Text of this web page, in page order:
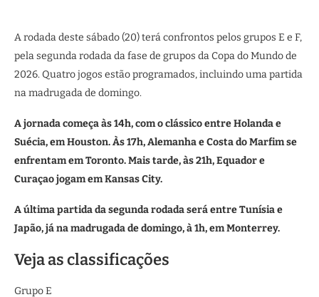
A rodada deste sábado (20) terá confrontos pelos grupos E e F,
pela segunda rodada da fase de grupos da Copa do Mundo de
2026. Quatro jogos estão programados, incluindo uma partida
na madrugada de domingo.
A jornada começa às 14h, com o clássico entre Holanda e
Suécia, em Houston. Às 17h, Alemanha e Costa do Marfim se
enfrentam em Toronto. Mais tarde, às 21h, Equador e
Curaçao jogam em Kansas City.
A última partida da segunda rodada será entre Tunísia e
Japão, já na madrugada de domingo, à 1h, em Monterrey.
Veja as classificações
Grupo E